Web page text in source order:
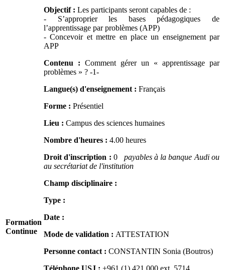
Formation
Continue
Objectif : Les participants seront capables de :
- S’approprier les bases pédagogiques de
l’apprentissage par problèmes (APP)
- Concevoir et mettre en place un enseignement par
APP
Contenu : Comment gérer un « apprentissage par
problèmes » ? -1-
Langue(s) d'enseignement : Français
Forme : Présentiel
Lieu : Campus des sciences humaines
Nombre d'heures : 4.00 heures
Droit d'inscription : 0 payables à la banque Audi ou
au secrétariat de l'institution
Champ disciplinaire :
Type :
Date :
Mode de validation : ATTESTATION
Personne contact : CONSTANTIN Sonia (Boutros)